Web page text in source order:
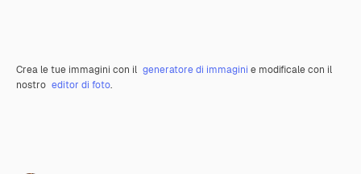
Crea le tue immagini con il generatore di immagini e modificale con il
nostro editor di foto.